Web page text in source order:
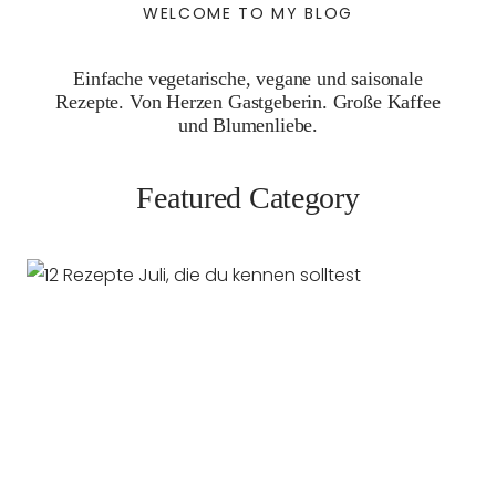
WELCOME TO MY BLOG
Einfache vegetarische, vegane und saisonale
Rezepte. Von Herzen Gastgeberin. Große Kaffee
und Blumenliebe.
Featured Category